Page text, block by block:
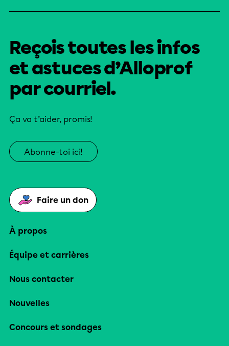
Reçois toutes les infos
et astuces d’Alloprof
par courriel.
Ça va t’aider, promis!
Abonne-toi ici!
Faire un don
À propos
Équipe et carrières
Nous contacter
Nouvelles
Concours et sondages